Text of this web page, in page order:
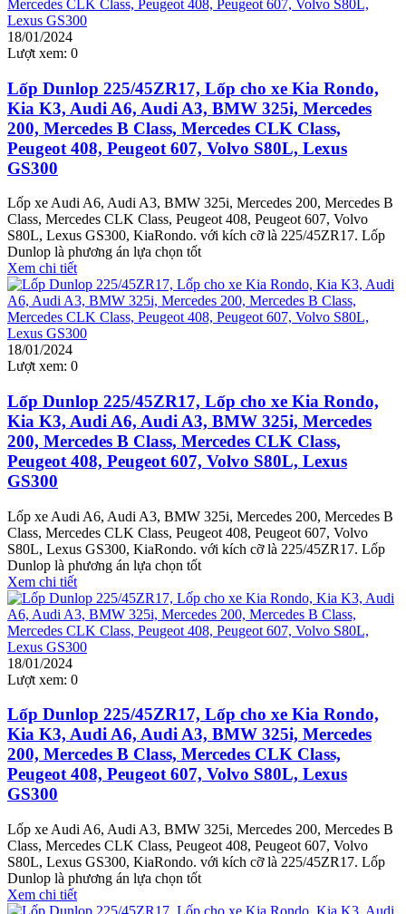
18/01/2024
Lượt xem: 0
Lốp Dunlop 225/45ZR17, Lốp cho xe Kia Rondo,
Kia K3, Audi A6, Audi A3, BMW 325i, Mercedes
200, Mercedes B Class, Mercedes CLK Class,
Peugeot 408, Peugeot 607, Volvo S80L, Lexus
GS300
Lốp xe Audi A6, Audi A3, BMW 325i, Mercedes 200, Mercedes B
Class, Mercedes CLK Class, Peugeot 408, Peugeot 607, Volvo
S80L, Lexus GS300, KiaRondo. với kích cỡ là 225/45ZR17. Lốp
Dunlop là phương án lựa chọn tốt
Xem chi tiết
18/01/2024
Lượt xem: 0
Lốp Dunlop 225/45ZR17, Lốp cho xe Kia Rondo,
Kia K3, Audi A6, Audi A3, BMW 325i, Mercedes
200, Mercedes B Class, Mercedes CLK Class,
Peugeot 408, Peugeot 607, Volvo S80L, Lexus
GS300
Lốp xe Audi A6, Audi A3, BMW 325i, Mercedes 200, Mercedes B
Class, Mercedes CLK Class, Peugeot 408, Peugeot 607, Volvo
S80L, Lexus GS300, KiaRondo. với kích cỡ là 225/45ZR17. Lốp
Dunlop là phương án lựa chọn tốt
Xem chi tiết
18/01/2024
Lượt xem: 0
Lốp Dunlop 225/45ZR17, Lốp cho xe Kia Rondo,
Kia K3, Audi A6, Audi A3, BMW 325i, Mercedes
200, Mercedes B Class, Mercedes CLK Class,
Peugeot 408, Peugeot 607, Volvo S80L, Lexus
GS300
Lốp xe Audi A6, Audi A3, BMW 325i, Mercedes 200, Mercedes B
Class, Mercedes CLK Class, Peugeot 408, Peugeot 607, Volvo
S80L, Lexus GS300, KiaRondo. với kích cỡ là 225/45ZR17. Lốp
Dunlop là phương án lựa chọn tốt
Xem chi tiết